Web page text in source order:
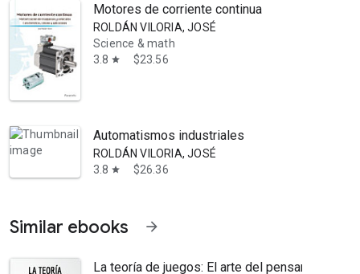
Motores de corriente continua
ROLDÁN VILORIA, JOSÉ
Science & math
3.8 star $23.56
Automatismos industriales
ROLDÁN VILORIA, JOSÉ
3.8 star $26.36
Similar ebooks arrow_forward
La teoría de juegos: El arte del pensamiento